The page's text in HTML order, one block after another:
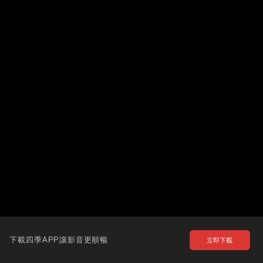
下載四季APP讓影音更順暢 立即下載